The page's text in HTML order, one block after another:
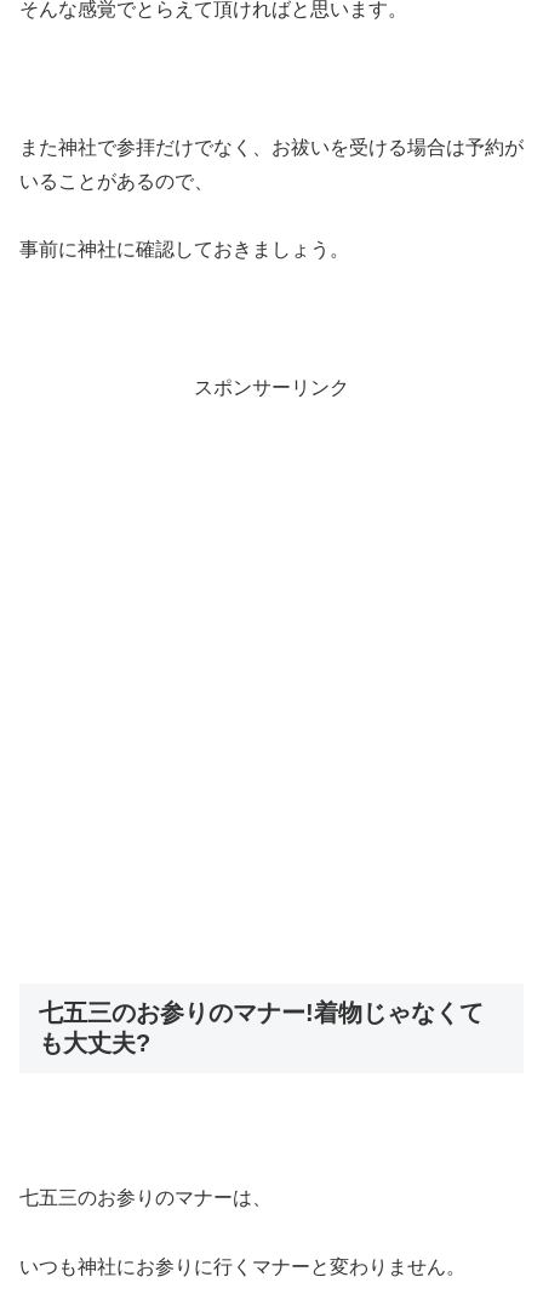
そんな感覚でとらえて頂ければと思います。
また神社で参拝だけでなく、お祓いを受ける場合は予約が
いることがあるので、
事前に神社に確認しておきましょう。
スポンサーリンク
七五三のお参りのマナー!着物じゃなくて
も大丈夫?
七五三のお参りのマナーは、
いつも神社にお参りに行くマナーと変わりません。